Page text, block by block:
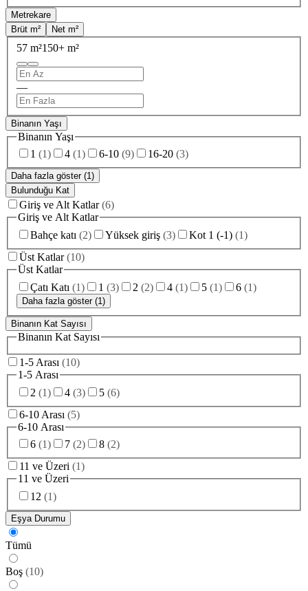
Metrekare
Brüt m²
Net m²
57 m²150+ m²
—
Binanın Yaşı
Binanın Yaşı
1 (1) 4 (1) 6-10 (9) 16-20 (3)
Daha fazla göster (1)
Bulunduğu Kat
Giriş ve Alt Katlar (6)
Giriş ve Alt Katlar
Bahçe katı (2) Yüksek giriş (3) Kot 1 (-1) (1)
Üst Katlar (10)
Üst Katlar
Çatı Katı (1) 1 (3) 2 (2) 4 (1) 5 (1) 6 (1)
Daha fazla göster (1)
Binanın Kat Sayısı
Binanın Kat Sayısı
1-5 Arası (10)
1-5 Arası
2 (1) 4 (3) 5 (6)
6-10 Arası (5)
6-10 Arası
6 (1) 7 (2) 8 (2)
11 ve Üzeri (1)
11 ve Üzeri
12 (1)
Eşya Durumu
Tümü
Boş (10)